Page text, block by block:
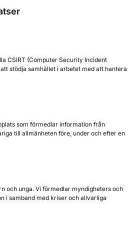
CSIRT (Computer Security Incident
stödja samhället i arbetet med att hantera
som förmedlar information från
till allmänheten före, under och efter en
och unga. Vi förmedlar myndigheters och
i samband med kriser och allvarliga